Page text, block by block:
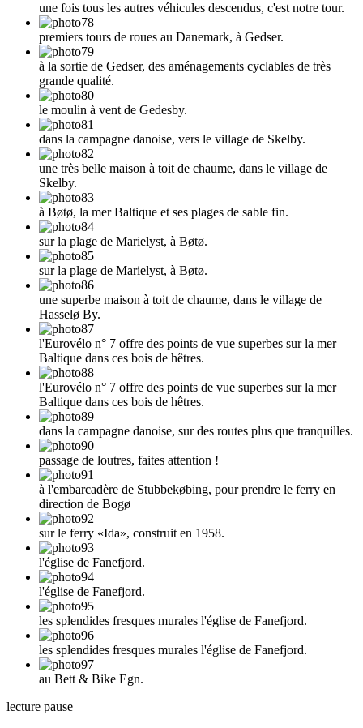
une fois tous les autres véhicules descendus, c'est notre tour.
premiers tours de roues au Danemark, à Gedser.
à la sortie de Gedser, des aménagements cyclables de très
grande qualité.
le moulin à vent de Gedesby.
dans la campagne danoise, vers le village de Skelby.
une très belle maison à toit de chaume, dans le village de
Skelby.
à Bøtø, la mer Baltique et ses plages de sable fin.
sur la plage de Marielyst, à Bøtø.
sur la plage de Marielyst, à Bøtø.
une superbe maison à toit de chaume, dans le village de
Hasselø By.
l'Eurovélo n° 7 offre des points de vue superbes sur la mer
Baltique dans ces bois de hêtres.
l'Eurovélo n° 7 offre des points de vue superbes sur la mer
Baltique dans ces bois de hêtres.
dans la campagne danoise, sur des routes plus que tranquilles.
passage de loutres, faites attention !
à l'embarcadère de Stubbekøbing, pour prendre le ferry en
direction de Bogø
sur le ferry «Ida», construit en 1958.
l'église de Fanefjord.
l'église de Fanefjord.
les splendides fresques murales l'église de Fanefjord.
les splendides fresques murales l'église de Fanefjord.
au Bett & Bike Egn.
lecture pause